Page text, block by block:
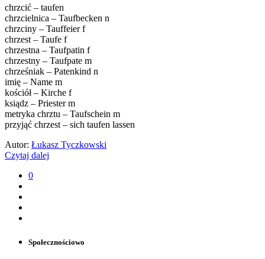
chrzcić – taufen
chrzcielnica – Taufbecken n
chrzciny – Tauffeier f
chrzest – Taufe f
chrzestna – Taufpatin f
chrzestny – Taufpate m
chrześniak – Patenkind n
imię – Name m
kościół – Kirche f
ksiądz – Priester m
metryka chrztu – Taufschein m
przyjąć chrzest – sich taufen lassen
Autor: Łukasz Tyczkowski
Czytaj dalej
0
Społecznościowo